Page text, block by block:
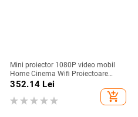
Mini proiector 1080P video mobil
Home Cinema Wifi Proiectoare
portabile inteligente Proiector fără
fir același ecran pentru Iphone
Android
352.14 Lei
add_shopping_cart